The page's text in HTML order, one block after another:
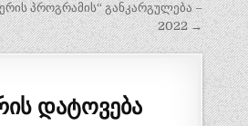
პროგრამის“ განკარგულება –
2022 →
დატოვება